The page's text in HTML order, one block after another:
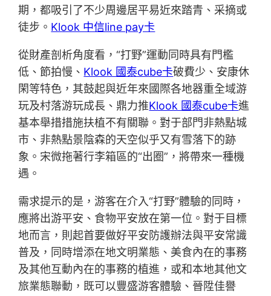
期，都吸引了不少周邊居平易近來踏青、采摘或
徒步。 Klook 中信line pay卡
從財產剖析角度看，“打野”運動同時具有門檻
低、節拍慢、 Klook 國泰cube卡破費少、安康休
閑等特色，其鼓起與近年來國際各地器重全域游
玩及村落游玩成長、鼎力推Klook 國泰cube卡進
基本舉措措施扶植不有關聯。對于部門非熱點城
市、非熱點景陰森的天空似乎又有雪落下的跡
象。宋微拖著行李箱區的“出圈”，將帶來一種機
遇。
需求提示的是，游客在介入“打野”體驗的同時，
應將出游平安、食物平安放在第一位。對于目標
地而言，則起首要做好平安防護辦法與平安常識
普及，同時增添在地文明業態、美食內在的事務
及其他互動內在的事務的植進，或和本地其他文
旅業態聯動，既可以豐盛游客體驗、晉陞佳譽